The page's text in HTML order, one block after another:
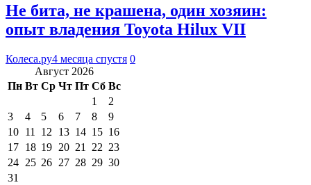
Не бита, не крашена, один хозяин:
опыт владения Toyota Hilux VII
Колеса.ру4 месяца спустя 0
Август 2026
Пн Вт Ср Чт Пт Сб Вс
1
2
3
4 5 6 7 8
9
10 11 12 13 14 15 16
17 18 19 20 21 22 23
24 25 26 27 28 29 30
31